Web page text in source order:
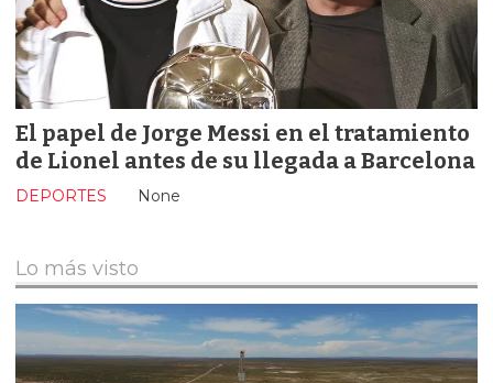
El papel de Jorge Messi en el tratamiento
de Lionel antes de su llegada a Barcelona
None
DEPORTES
Lo más visto